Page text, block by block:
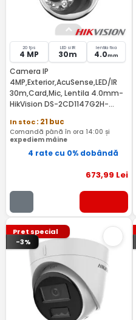
20 fps
4 MP
LED si IR
30m
lentila fixa
4.0mm
Camera IP
4MP,Exterior,AcuSense,LED/IR
30m,Card,Mic, Lentila 4.0mm-
HikVision DS-2CD1147G2H-
In stoc: 21 buc
Comandă până în ora 14:00 și
expediem mâine
4 rate cu 0% dobândă
673,99 Lei
Pret special
-3%